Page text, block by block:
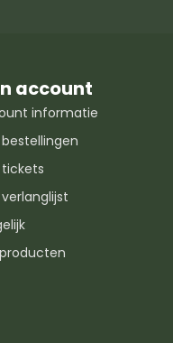
account
informatie
tickets